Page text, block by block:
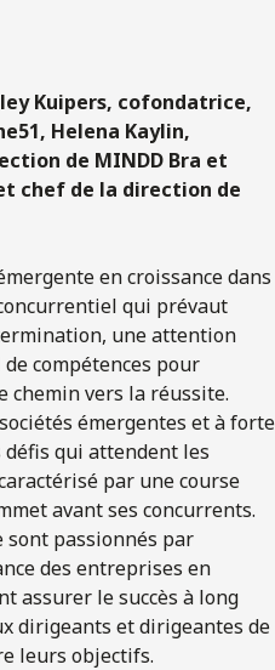
Kuipers, cofondatrice,
Helena Kaylin,
de MINDD Bra et
chef de la direction de
en croissance dans
qui prévaut
une attention
compétences pour
chemin vers la réussite.
émergentes et à forte
qui attendent les
par une course
avant ses concurrents.
sont passionnés par
des entreprises en
assurer le succès à long
dirigeants et dirigeantes de
leurs objectifs.